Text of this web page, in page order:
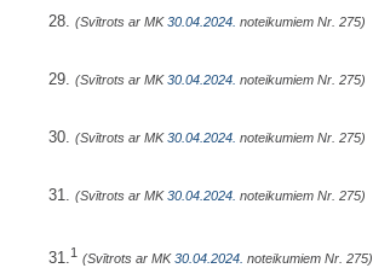
28. (Svītrots ar MK30.04.2024. noteikumiem Nr. 275)
29. (Svītrots ar MK30.04.2024. noteikumiem Nr. 275)
30. (Svītrots ar MK30.04.2024. noteikumiem Nr. 275)
31. (Svītrots ar MK30.04.2024. noteikumiem Nr. 275)
31. 1 (Svītrots ar MK30.04.2024. noteikumiem Nr. 275)